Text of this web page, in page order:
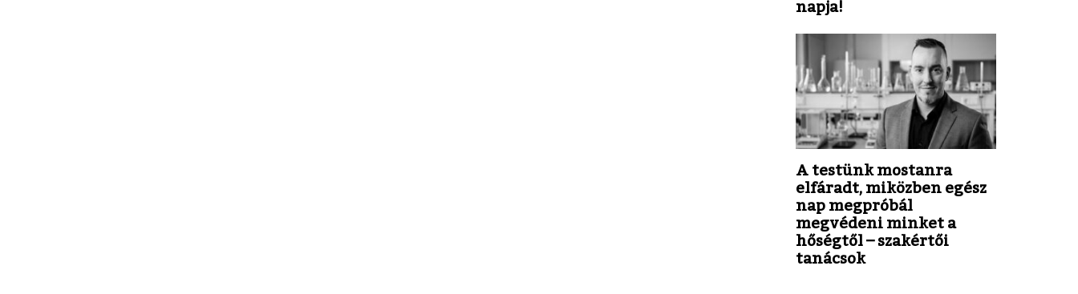
napja!
A testünk mostanra
elfáradt, miközben egész
nap megpróbál
megvédeni minket a
hőségtől – szakértői
tanácsok